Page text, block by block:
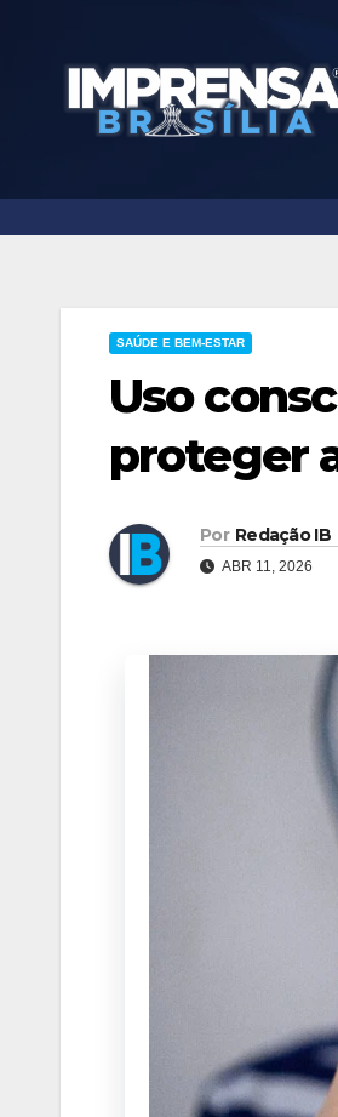
SAÚDE E BEM-ESTAR
Uso
proteger
Por Redação IB
ABR 11, 2026